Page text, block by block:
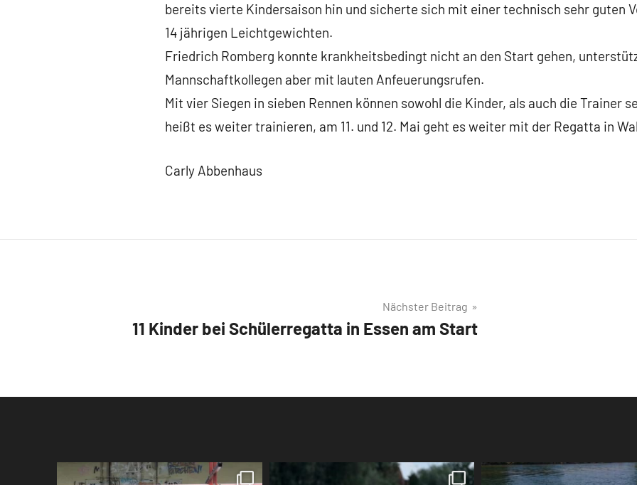
bereits vierte Kindersaison hin und sicherte sich mit einer technisch sehr guten
14 jährigen Leichtgewichten.
Friedrich Romberg konnte krankheitsbedingt nicht an den Start gehen,
Mannschaftkollegen aber mit lauten Anfeuerungsrufen.
Mit vier Siegen in sieben Rennen können sowohl die Kinder, als auch die Trainer
heißt es weiter trainieren, am 11. und 12. Mai geht es weiter mit der Regatta in
Carly Abbenhaus
Nächster Beitrag
11 Kinder bei Schülerregatta in Essen am Start